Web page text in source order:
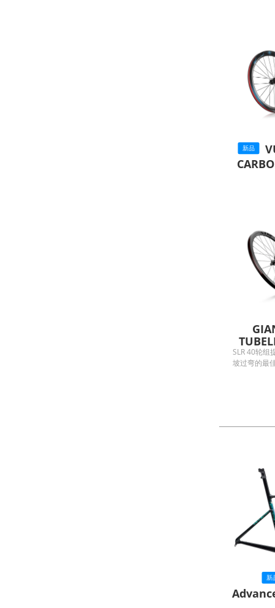
新品
SLR 40轮组
坡过弯的最
新